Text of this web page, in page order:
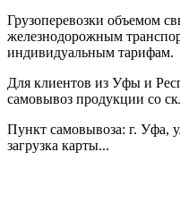
Грузоперевозки объемом
железнодорожным
индивидуальным тарифам.
Для клиентов из Уфы и
самовывоз продукции со
Пункт самовывоза: г. Уфа,
загрузка карты...